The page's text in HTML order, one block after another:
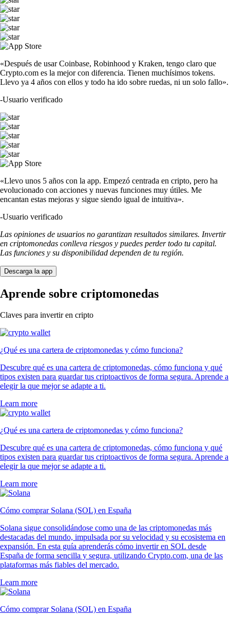
«Después de usar Coinbase, Robinhood y Kraken, tengo claro que
Crypto.com es la mejor con diferencia. Tienen muchísimos tokens.
Llevo ya 4 años con ellos y todo ha ido sobre ruedas, ni un solo fallo».
-Usuario verificado
«Llevo unos 5 años con la app. Empezó centrada en cripto, pero ha
evolucionado con acciones y nuevas funciones muy útiles. Me
encantan estas mejoras y sigue siendo igual de intuitiva».
-Usuario verificado
Las opiniones de usuarios no garantizan resultados similares. Invertir
en criptomonedas conlleva riesgos y puedes perder todo tu capital.
Las funciones y su disponibilidad dependen de tu región.
Descarga la app
Aprende sobre criptomonedas
Claves para invertir en cripto
¿Qué es una cartera de criptomonedas y cómo funciona?
Descubre qué es una cartera de criptomonedas, cómo funciona y qué
tipos existen para guardar tus criptoactivos de forma segura. Aprende a
elegir la que mejor se adapte a ti.
Learn more
¿Qué es una cartera de criptomonedas y cómo funciona?
Descubre qué es una cartera de criptomonedas, cómo funciona y qué
tipos existen para guardar tus criptoactivos de forma segura. Aprende a
elegir la que mejor se adapte a ti.
Learn more
Cómo comprar Solana (SOL) en España
Solana sigue consolidándose como una de las criptomonedas más
destacadas del mundo, impulsada por su velocidad y su ecosistema en
expansión. En esta guía aprenderás cómo invertir en SOL desde
España de forma sencilla y segura, utilizando Crypto.com, una de las
plataformas más fiables del mercado.
Learn more
Cómo comprar Solana (SOL) en España